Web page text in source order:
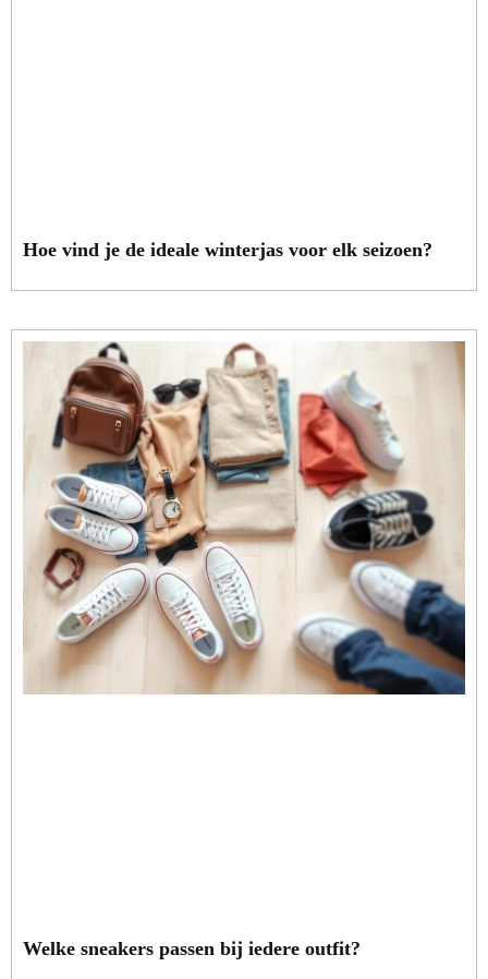
Hoe vind je de ideale winterjas voor elk seizoen?
Welke sneakers passen bij iedere outfit?